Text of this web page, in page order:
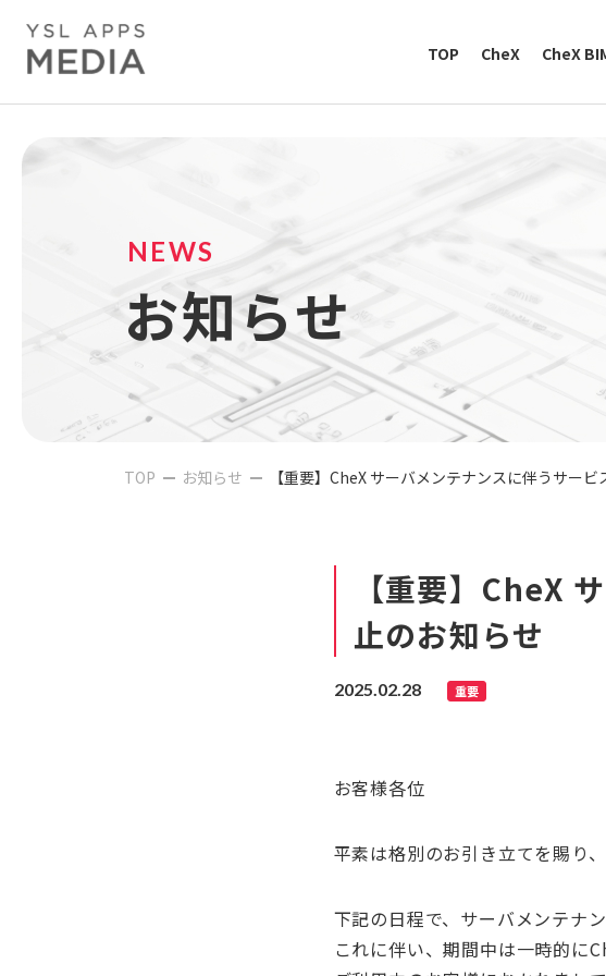
TOP CheX CheX
NEWS
お知らせ
TOP お知らせ 【重要】CheX サーバメンテナンスに伴うサー
【重要】CheX
止のお知らせ
2025.02.28 重要
お客様各位
平素は格別のお引き立てを賜り
下記の日程で、サーバメンテナ
これに伴い、期間中は一時的に